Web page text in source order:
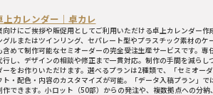
カレンダー｜卓カレ
向けにご挨拶や販促用としてご利用いただける卓上カレンダー作
ルまたはツインリング、セパレート型やプラスチック素材のケ
含めて制作可能なセミオーダーの完全受注生産サービスです。専
し、デザインの相談や修正まで一貫対応。制作の手間を減らし
ーをお作りいただけます。選べるプランは2種類で、「セミオー
ト・配色・内容のカスタマイズが可能。「データ入稿プラン」で
作できます。小ロット（50部）からの発注や、複数拠点への分